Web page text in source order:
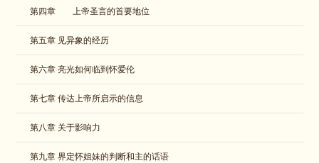
第四章 上帝圣言的首要地位
​第五章 见异象的经历
第六章 亮光如何临到怀爱伦
第七章 传达上帝所启示的信息
第八章 关于影响力
第九章 界定怀姐妹的判断和主的话语